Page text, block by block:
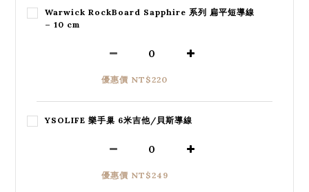
Warwick RockBoard Sapphire 系列 扁平短導線
– 10 cm
優惠價 NT$220
YSOLIFE 樂手巢 6米吉他/貝斯導線
優惠價 NT$249